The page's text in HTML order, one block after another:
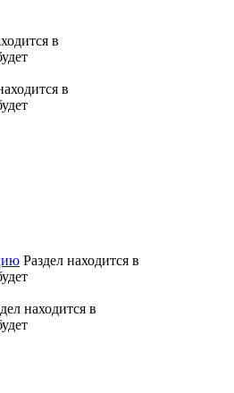
в
в
Раздел находится в
находится в